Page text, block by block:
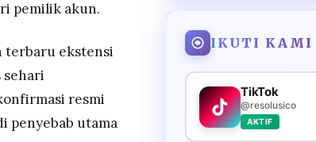
pemilik akun.
terbaru ekstensi
sehari
resmi
penyebab utama
IKUTI KAMI
TikTok
@resolusico
AKTIF